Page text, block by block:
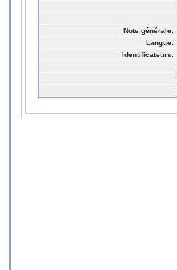
Note générale:
Langue:
Identificateurs: